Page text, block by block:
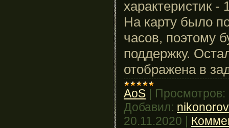
характеристик -
На карту было
часов, поэтому
поддержку.
отображена в
AoS | Просмотров:
Добавил:
20.11.2020 |